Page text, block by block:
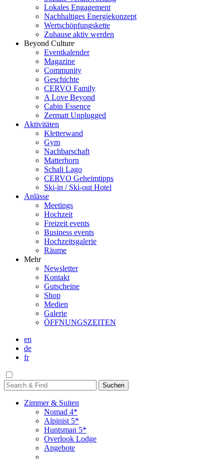
Lokales Engagement
Nachhaltiges Energiekonzept
Wertschöpfungskette
Zuhause aktiv werden
Beyond Culture
Eventkalender
Magazine
Community
Geschichte
CERVO Family
A Love Beyond
Cabin Essence
Zermatt Unplugged
Aktivitäten
Kletterwand
Gym
Nachbarschaft
Matterhorn
Schali Lago
CERVO Geheimtipps
Ski-in / Ski-out Hotel
Anlässe
Meetings
Hochzeit
Freizeit events
Business events
Hochzeitsgalerie
Räume
Mehr
Newsletter
Kontakt
Gutscheine
Shop
Medien
Galerie
ÖFFNUNGSZEITEN
en
de
fr
Zimmer & Suiten
Nomad 4*
Alpinist 5*
Huntsman 5*
Overlook Lodge
Angebote